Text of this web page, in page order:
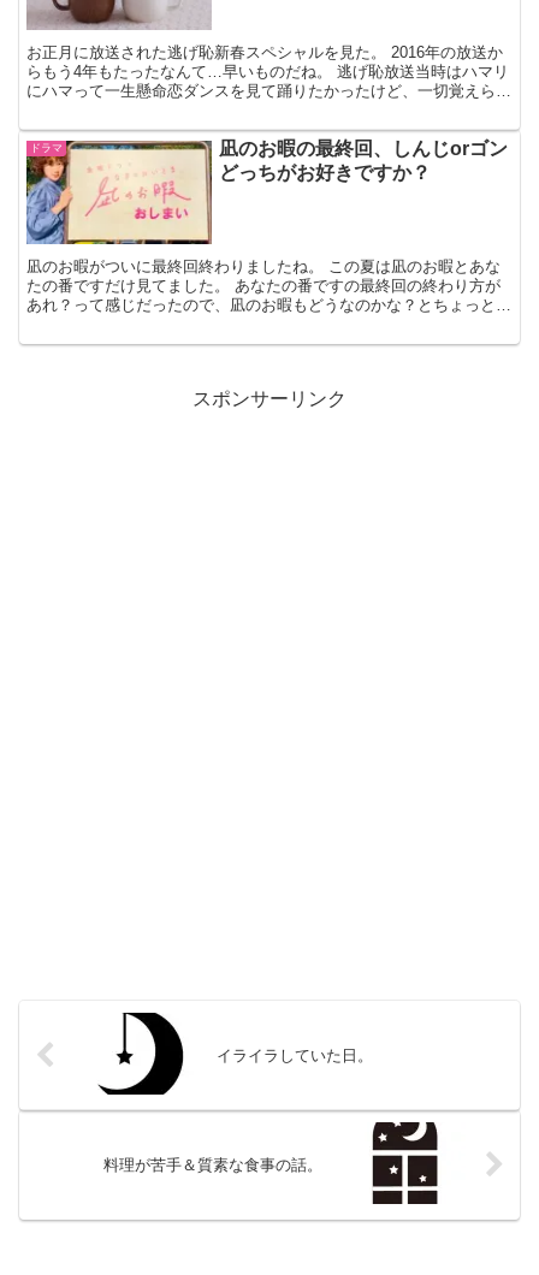
お正月に放送された逃げ恥新春スペシャルを見た。 2016年の放送か
らもう4年もたったなんて…早いものだね。 逃げ恥放送当時はハマリ
にハマって一生懸命恋ダンスを見て踊りたかったけど、一切覚えられ
ドラマ
凪のお暇の最終回、しんじorゴン
どっちがお好きですか？
凪のお暇がついに最終回終わりましたね。 この夏は凪のお暇とあな
たの番ですだけ見てました。 あなたの番ですの最終回の終わり方が
あれ？って感じだったので、凪のお暇もどうなのかな？とちょっと不
スポンサーリンク
イライラしていた日。
料理が苦手＆質素な食事の話。